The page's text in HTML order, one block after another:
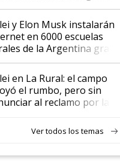
y Elon Musk instalarán
en 6000 escuelas
de la Argentina gracias
acuerdo con Starlink
en La Rural: el campo
el rumbo, pero sin
al reclamo por las
Ver todos los temas